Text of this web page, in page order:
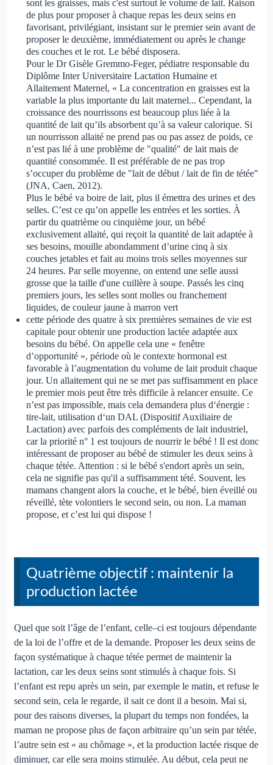
sont les graisses, mais c'est surtout le volume de lait. Raison
de plus pour proposer à chaque repas les deux seins en
favorisant, privilégiant, insistant sur le premier sein avant de
proposer le deuxième, immédiatement ou après le change
des couches et le rot. Le bébé disposera.
Pour le Dr Gisèle Gremmo-Feger, pédiatre responsable du
Diplôme Inter Universitaire Lactation Humaine et
Allaitement Maternel, « La concentration en graisses est la
variable la plus importante du lait maternel... Cependant, la
croissance des nourrissons est beaucoup plus liée à la
quantité de lait qu’ils absorbent qu’à sa valeur calorique. Si
un nourrisson allaité ne prend pas ou pas assez de poids, ce
n’est pas lié à une problème de "qualité" de lait mais de
quantité consommée. Il est préférable de ne pas trop
s’occuper du problème de "lait de début / lait de fin de tétée"
(JNA, Caen, 2012).
Plus le bébé va boire de lait, plus il émettra des urines et des
selles. C’est ce qu’on appelle les entrées et les sorties. À
partir du quatrième ou cinquième jour, un bébé
exclusivement allaité, qui reçoit la quantité de lait adaptée à
ses besoins, mouille abondamment d’urine cinq à six
couches jetables et fait au moins trois selles moyennes sur
24 heures. Par selle moyenne, on entend une selle aussi
grosse que la taille d'une cuillère à soupe. Passés les cinq
premiers jours, les selles sont molles ou franchement
liquides, de couleur jaune à marron vert
cette période des quatre à six premières semaines de vie est
capitale pour obtenir une production lactée adaptée aux
besoins du bébé. On appelle cela une « fenêtre
d’opportunité », période où le contexte hormonal est
favorable à l’augmentation du volume de lait produit chaque
jour. Un allaitement qui ne se met pas suffisamment en place
le premier mois peut être très difficile à relancer ensuite. Ce
n’est pas impossible, mais cela demandera plus d‘énergie :
tire-lait, utilisation d‘un DAL (Dispositif Auxiliaire de
Lactation) avec parfois des compléments de lait industriel,
car la priorité n° 1 est toujours de nourrir le bébé ! Il est donc
intéressant de proposer au bébé de stimuler les deux seins à
chaque tétée. Attention : si le bébé s'endort après un sein,
cela ne signifie pas qu'il a suffisamment tété. Souvent, les
mamans changent alors la couche, et le bébé, bien éveillé ou
réveillé, tète volontiers le second sein, ou non. La maman
propose, et c’est lui qui dispose !
Quatrième objectif : maintenir la
production lactée
Quel que soit l’âge de l’enfant, celle–ci est toujours dépendante
de la loi de l’offre et de la demande. Proposer les deux seins de
façon systématique à chaque tétée permet de maintenir la
lactation, car les deux seins sont stimulés à chaque fois. Si
l’enfant est repu après un sein, par exemple le matin, et refuse le
second sein, cela le regarde, il sait ce dont il a besoin. Mai si,
pour des raisons diverses, la plupart du temps non fondées, la
maman ne propose plus de façon arbitraire qu’un sein par tétée,
l’autre sein est « au chômage », et la production lactée risque de
diminuer, car elle sera moins stimulée. Au début, cela peut ne